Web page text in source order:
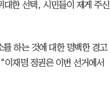
대한 선택, 시민들이 제게 주신
하는 것에 대한 명백한 경고
재명 정권은 이번 선거에서